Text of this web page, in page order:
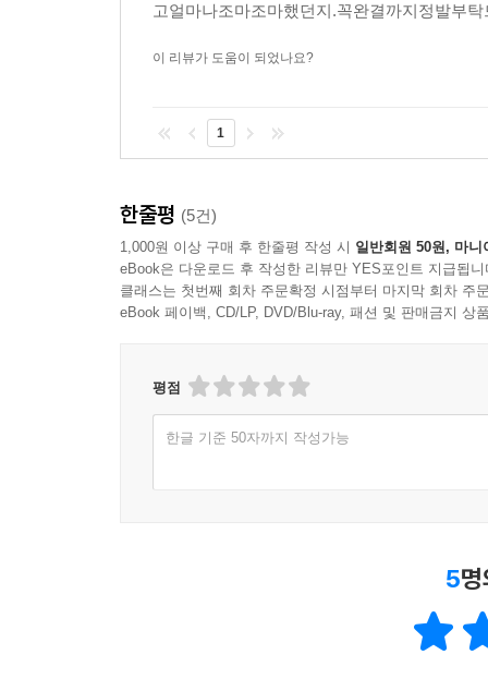
고얼마나조마조마했던지.꼭완결까지정발부
이 리뷰가 도움이 되었나요?
1
한줄평 (5건)
1,000원 이상 구매 후 한줄평 작성 시 일반회원 50원, 마니
eBook은 다운로드 후 작성한 리뷰만 YES포인트 지급됩니
클래스는 첫번째 회차 주문확정 시점부터 마지막 회차 주
eBook 페이백, CD/LP, DVD/Blu-ray, 패션 및 판매금지 상
평점
한글 기준 50자까지 작성가능
5